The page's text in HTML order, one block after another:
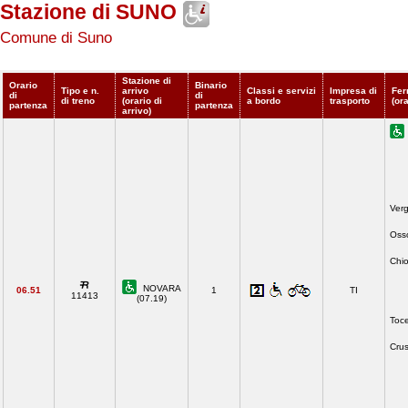
Stazione di SUNO
Comune di Suno
Orario
di
partenza
Tipo e n.
di treno
Stazione di
arrivo
(orario di
arrivo)
Binario
di
partenza
Classi e servizi
a bordo
Impresa di
trasporto
06.51
11413
NOVARA
(07.19)
1 TI